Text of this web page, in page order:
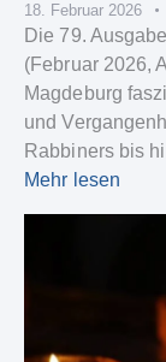
18. Februar 2026
Die 79.
(Februar 2026,
Magdeburg
und
Rabbiners bis
Mehr lesen